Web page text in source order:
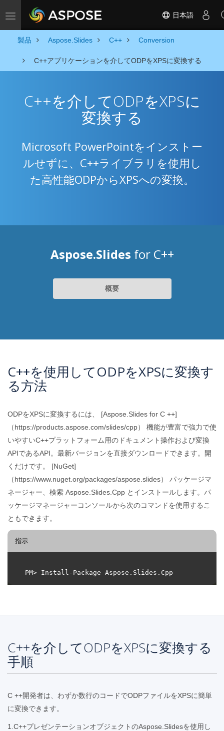
Toggle navigation 日本語
製品 Aspose.Slides C++ Conversion
C++アプリケーションを介してODPをXPSに変換する
C++を介してODPをXPSに
変換する
Microsoft PowerPointをインストー
ルせずに、C++ライブラリを使用し
た高性能ODPからXPSへの変換。
Aspose.Slides for C++
概要
C++を使用してODPをXPSに変換す
る方法
ODPをXPSに変換するには、 [Aspose.Slides for C ++]
（https://products.aspose.com/slides/cpp） 機能が豊富で強力で使
いやすいC++プラットフォーム用のドキュメント操作および変換
APIであるAPI。最新バージョンを直接ダウンロードできます。開
くだけです。 [NuGet]
（https://www.nuget.org/packages/aspose.slides） パッケージマ
ネージャー、検索 Aspose.Slides.Cpp とインストールします。パ
ッケージマネージャーコンソールから次のコマンドを使用するこ
ともできます。
指示
C++を介してODPをXPSに変換する
手順
C ++開発者は、わずか数行のコードでODPファイルをXPSに簡単
に変換できます。
1.C++プレゼンテーションオブジェクトのAspose.Slidesを使用し